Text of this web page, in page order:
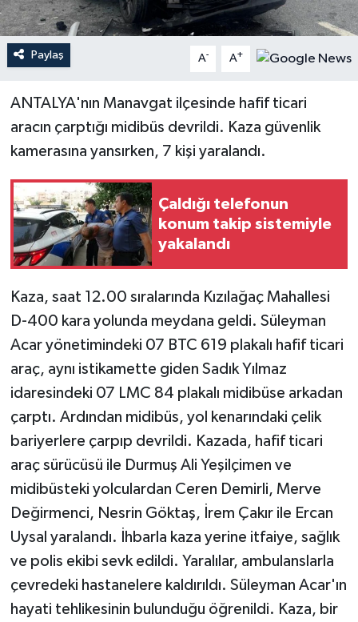
Paylaş A- A+
ANTALYA'nın Manavgat ilçesinde hafif ticari
aracın çarptığı midibüs devrildi. Kaza güvenlik
kamerasına yansırken, 7 kişi yaralandı.
Çaldığı telefonun
konum takip sistemiyle
yakalandı
Kaza, saat 12.00 sıralarında Kızılağaç Mahallesi
D-400 kara yolunda meydana geldi. Süleyman
Acar yönetimindeki 07 BTC 619 plakalı hafif ticari
araç, aynı istikamette giden Sadık Yılmaz
idaresindeki 07 LMC 84 plakalı midibüse arkadan
çarptı. Ardından midibüs, yol kenarındaki çelik
bariyerlere çarpıp devrildi. Kazada, hafif ticari
araç sürücüsü ile Durmuş Ali Yeşilçimen ve
midibüsteki yolculardan Ceren Demirli, Merve
Değirmenci, Nesrin Göktaş, İrem Çakır ile Ercan
Uysal yaralandı. İhbarla kaza yerine itfaiye, sağlık
ve polis ekibi sevk edildi. Yaralılar, ambulanslarla
çevredeki hastanelere kaldırıldı. Süleyman Acar'ın
hayati tehlikesinin bulunduğu öğrenildi. Kaza, bir
Kültür Sanat
Sağlık
Siyaset
Sosyal medya
Teknoloji
Televizyon
Turizm
Yaşam